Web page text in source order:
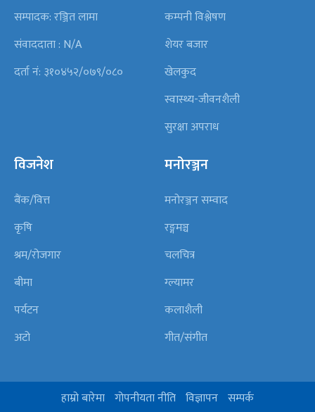
सम्पादक: रञ्जित लामा
संवाददाता : N/A
दर्ता नं: ३१०४५२/०७९/०८०
कम्पनी विश्लेषण
शेयर बजार
खेलकुद
स्वास्थ्य-जीवनशैली
सुरक्षा अपराध
विजनेश
बैंक/वित्त
कृषि
श्रम/रोजगार
बीमा
पर्यटन
अटो
मनोरञ्जन
मनोरञ्जन सम्वाद
रङ्गमञ्च
चलचित्र
ग्ल्यामर
कलाशैली
गीत/संगीत
हाम्रो बारेमा गोपनीयता नीति विज्ञापन सम्पर्क